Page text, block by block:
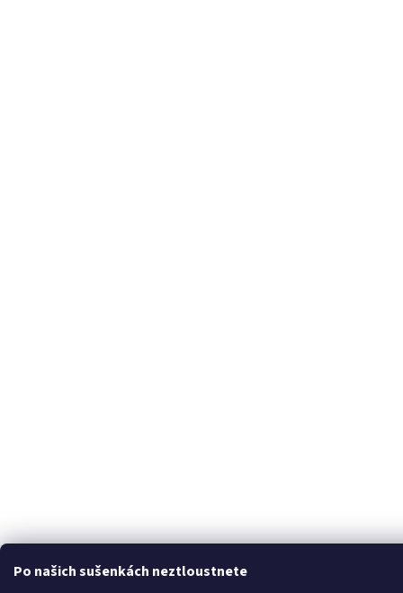
Po našich sušenkách neztloustnete